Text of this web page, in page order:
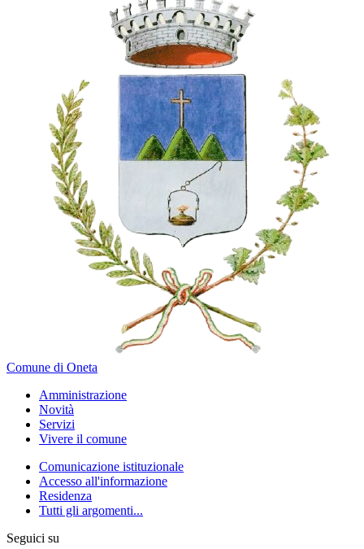
Comune di Oneta
Amministrazione
Novità
Servizi
Vivere il comune
Comunicazione istituzionale
Accesso all'informazione
Residenza
Tutti gli argomenti...
Seguici su